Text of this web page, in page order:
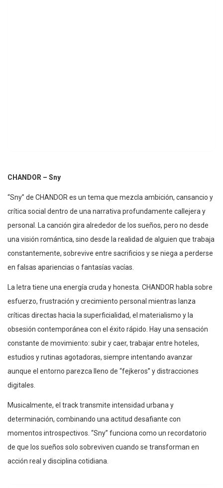
CHANDOR – Sny
“Sny” de CHANDOR es un tema que mezcla ambición, cansancio y
crítica social dentro de una narrativa profundamente callejera y
personal. La canción gira alrededor de los sueños, pero no desde
una visión romántica, sino desde la realidad de alguien que trabaja
constantemente, sobrevive entre sacrificios y se niega a perderse
en falsas apariencias o fantasías vacías.
La letra tiene una energía cruda y honesta. CHANDOR habla sobre
esfuerzo, frustración y crecimiento personal mientras lanza
críticas directas hacia la superficialidad, el materialismo y la
obsesión contemporánea con el éxito rápido. Hay una sensación
constante de movimiento: subir y caer, trabajar entre hoteles,
estudios y rutinas agotadoras, siempre intentando avanzar
aunque el entorno parezca lleno de “fejkeros” y distracciones
digitales.
Musicalmente, el track transmite intensidad urbana y
determinación, combinando una actitud desafiante con
momentos introspectivos. “Sny” funciona como un recordatorio
de que los sueños solo sobreviven cuando se transforman en
acción real y disciplina cotidiana.